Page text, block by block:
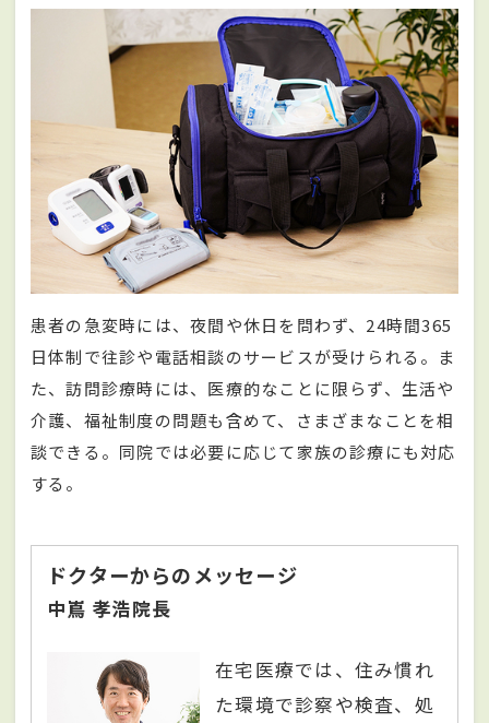
患者の急変時には、夜間や休日を問わず、24時間365
日体制で往診や電話相談のサービスが受けられる。ま
た、訪問診療時には、医療的なことに限らず、生活や
介護、福祉制度の問題も含めて、さまざまなことを相
談できる。同院では必要に応じて家族の診療にも対応
する。
ドクターからのメッセージ
中嶌 孝浩院長
在宅医療では、住み慣れ
た環境で診察や検査、処